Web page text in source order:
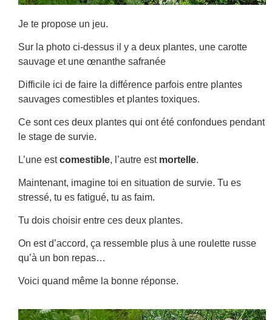
Je te propose un jeu.
Sur la photo ci-dessus il y a deux plantes, une carotte
sauvage et une œnanthe safranée
Difficile ici de faire la différence parfois entre plantes
sauvages comestibles et plantes toxiques.
Ce sont ces deux plantes qui ont été confondues pendant
le stage de survie.
L’une estcomestible, l’autre est mortelle.
Maintenant, imagine toi en situation de survie. Tu es
stressé, tu es fatigué, tu as faim.
Tu dois choisir entre ces deux plantes.
On est d’accord, ça ressemble plus à une roulette russe
qu’à un bon repas…
Voici quand même la bonne réponse.